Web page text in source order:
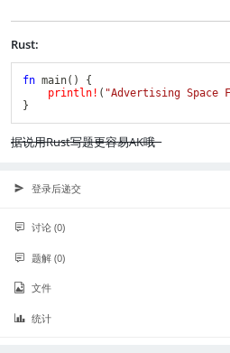
Rust:
fn main( )
{
println! ( "Advertising Space
}
据说用Rust写题更容易AK哦~
登录后递交
讨论 (0)
题解 (0)
文件
统计